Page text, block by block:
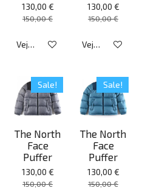
130,00 €
150,00 €
Veja detalhes
130,00 €
150,00 €
Veja detalhes
Sale!
The North
Face
Puffer
130,00 €
150,00 €
Sale!
The North
Face
Puffer
130,00 €
150,00 €